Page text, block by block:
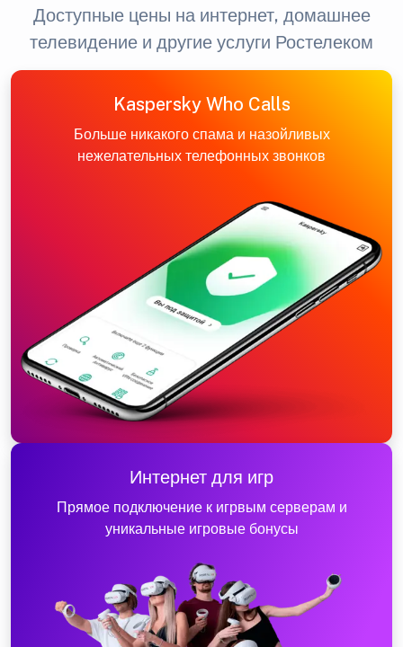
Доступные цены на интернет, домашнее
телевидение и другие услуги Ростелеком
Kaspersky Who Calls
Больше никакого спама и назойливых
нежелательных телефонных звонков
Интернет для игр
Прямое подключение к игрвым серверам и
уникальные игровые бонусы